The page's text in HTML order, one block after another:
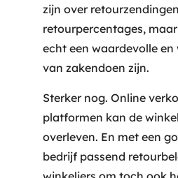
zijn over
retourpercentages,
echt een waardevolle
van zakendoen zijn.
Sterker nog. Online
platformen kan de
overleven. En met een
bedrijf passend